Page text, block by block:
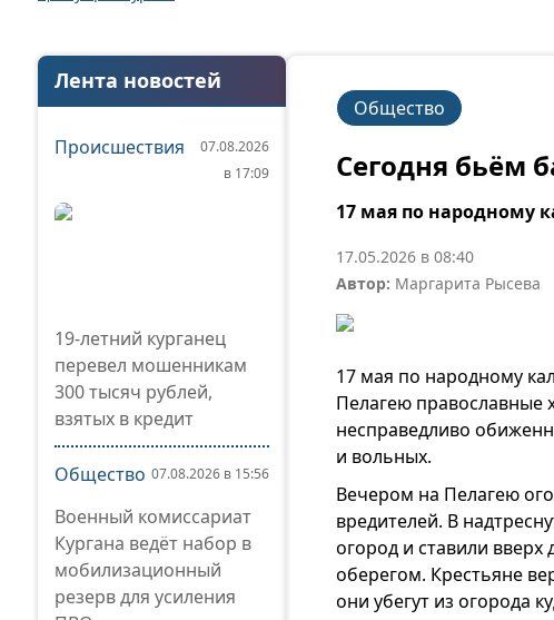
Лента новостей
Происшествия
07.08.2026
в 17:09
19-летний курганец
перевел мошенникам
300 тысяч рублей,
взятых в кредит
Общество 07.08.2026 в 15:56
Военный комиссариат
Кургана ведёт набор в
мобилизационный
резерв для усиления
Общество
Сегодня бьём
17 мая по народному
17.05.2026 в 08:40
Автор: Маргарита Рысева
17 мая по народному
Пелагею православные
несправедливо
и вольных.
Вечером на Пелагею
вредителей. В
огород и ставили
оберегом. Крестьяне
они убегут из огорода